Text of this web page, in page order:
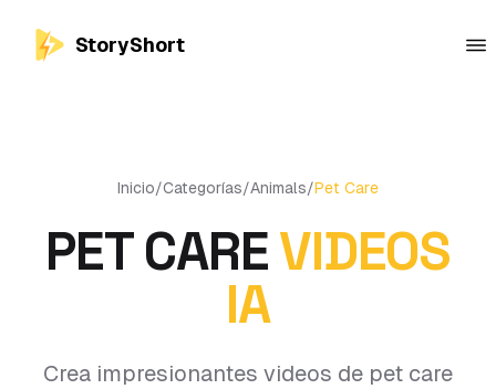
StoryShort
Inicio/Categorías/Animals/Pet Care
PET CAREVIDEOS
IA
Crea impresionantes videos de pet care